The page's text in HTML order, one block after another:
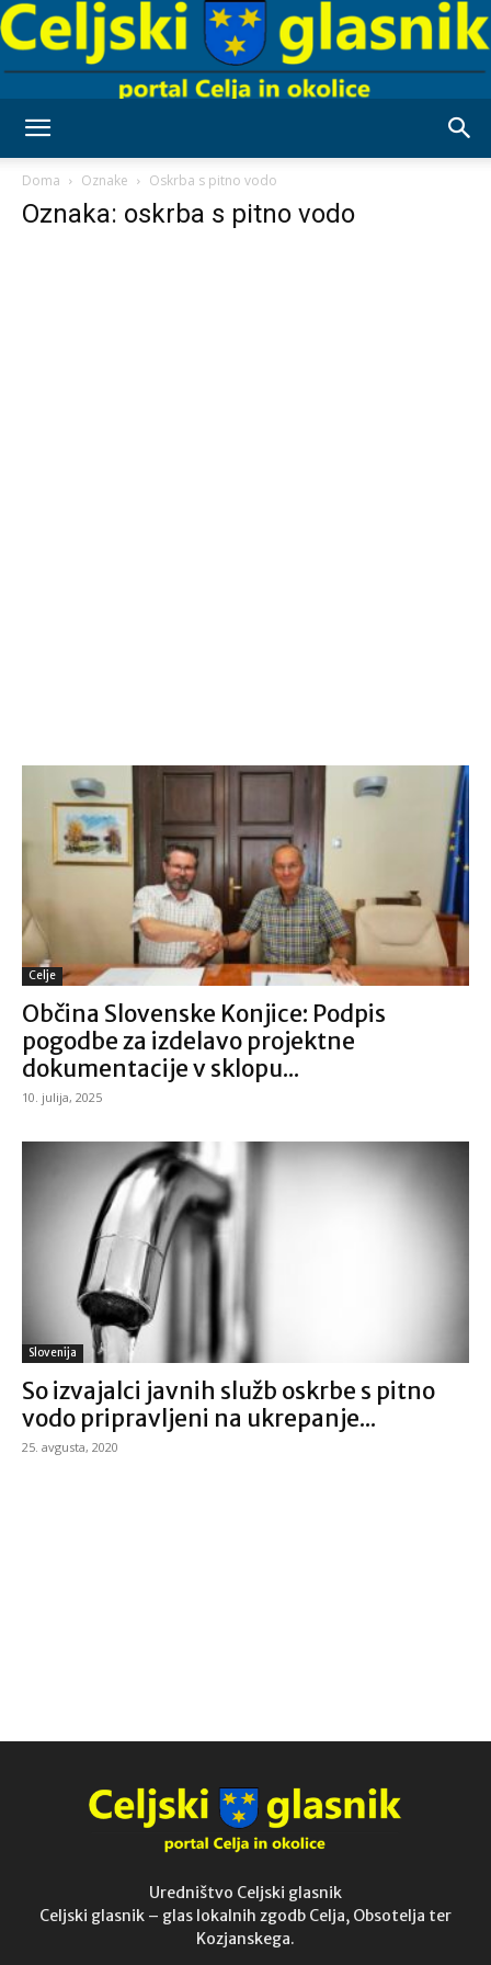
Doma Oznake Oskrba s pitno vodo
Oznaka: oskrba s pitno vodo
Celje
Občina Slovenske Konjice: Podpis
pogodbe za izdelavo projektne
dokumentacije v sklopu...
10. julija, 2025
Slovenija
So izvajalci javnih služb oskrbe s pitno
vodo pripravljeni na ukrepanje...
25. avgusta, 2020
Uredništvo Celjski glasnik
Celjski glasnik – glas lokalnih zgodb Celja, Obsotelja ter
Kozjanskega.